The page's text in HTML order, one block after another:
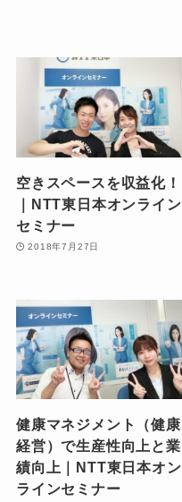
空きスペースを収益化！
｜NTT東日本オンライン
セミナー
2018年7月27日
健康マネジメント（健康
経営）で生産性向上と業
績向上｜NTT東日本オン
ラインセミナー